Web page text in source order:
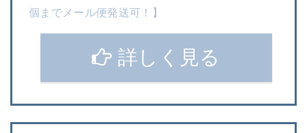
個までメール便発送可！】
詳しく見る